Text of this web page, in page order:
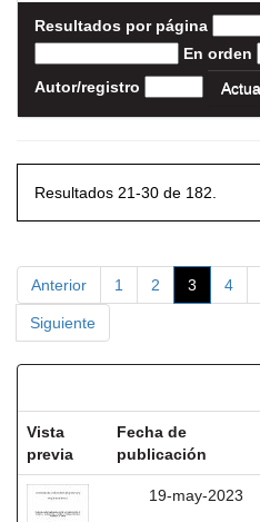
Resultados por página
En orden
Autor/registro
Resultados 21-30 de 182.
Anterior 1 2 3 4
Siguiente
Vista
previa
Fecha de
publicación
19-may-2023